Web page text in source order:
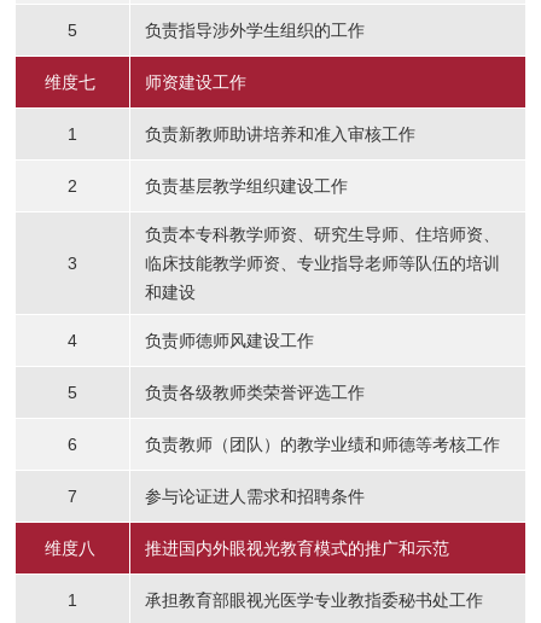
5 负责指导涉外学生组织的工作
维度七 师资建设工作
1 负责新教师助讲培养和准入审核工作
2 负责基层教学组织建设工作
3
负责本专科教学师资、研究生导师、住培师资、
临床技能教学师资、专业指导老师等队伍的培训
和建设
4 负责师德师风建设工作
5 负责各级教师类荣誉评选工作
6 负责教师（团队）的教学业绩和师德等考核工作
7 参与论证进人需求和招聘条件
维度八 推进国内外眼视光教育模式的推广和示范
1 承担教育部眼视光医学专业教指委秘书处工作